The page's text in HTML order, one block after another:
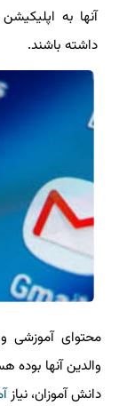
آموزش
آنها به
داشته باشند.
محتوای
والدین آنها
دانش آموزان، نیاز